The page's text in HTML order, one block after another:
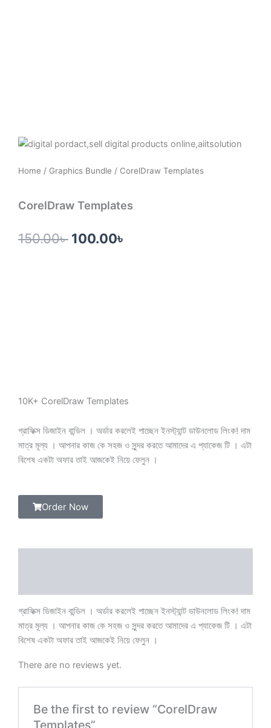
Home / Graphics Bundle / CorelDraw Templates
CorelDraw Templates
150.00৳ Original
100.00৳
10K+ CorelDraw Templates
গ্রাফিক্স ডিজাইন বান্ডিল । অর্ডার করলেই পাচ্ছেন ইনস্ট্যান্ট ডাউনলোড লিংক! দাম
মাত্র মূল্য । আপনার কাজ কে সহজ ও সুন্দর করতে আমাদের এ প্যাকেজ টি । এটা
বিশেষ একটা অফার তাই আজকেই নিয়ে ফেলুন ।
Order Now
গ্রাফিক্স ডিজাইন বান্ডিল । অর্ডার করলেই পাচ্ছেন ইনস্ট্যান্ট ডাউনলোড লিংক! দাম
মাত্র মূল্য । আপনার কাজ কে সহজ ও সুন্দর করতে আমাদের এ প্যাকেজ টি । এটা
বিশেষ একটা অফার তাই আজকেই নিয়ে ফেলুন ।
There are no reviews yet.
Be the first to review “CorelDraw
Templates”